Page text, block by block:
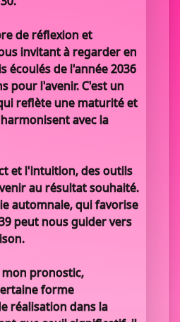
de réflexion et
invitant à regarder en
écoulés de l'année 2036
pour l'avenir. C'est un
reflète une maturité et
avec la
et l'intuition, des outils
au résultat souhaité.
automnale, qui favorise
peut nous guider vers
mon pronostic,
forme
réalisation dans la